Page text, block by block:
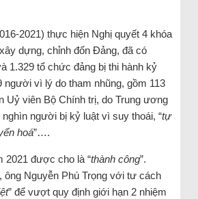
2021) thực hiện Nghị quyết 4 khóa
dựng, chỉnh đốn Đảng, đã có
1.329 tổ chức đảng bị thi hành kỷ
người vì lý do tham nhũng, gồm 113
Uỷ viên Bộ Chính trị, do Trung ương
người bị kỷ luật vì suy thoái, “tự
hoá”….
2021 được cho là “thành công”.
ông Nguyễn Phú Trọng với tư cách
” để vượt quy định giới hạn 2 nhiệm